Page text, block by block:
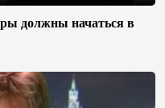
должны начаться в